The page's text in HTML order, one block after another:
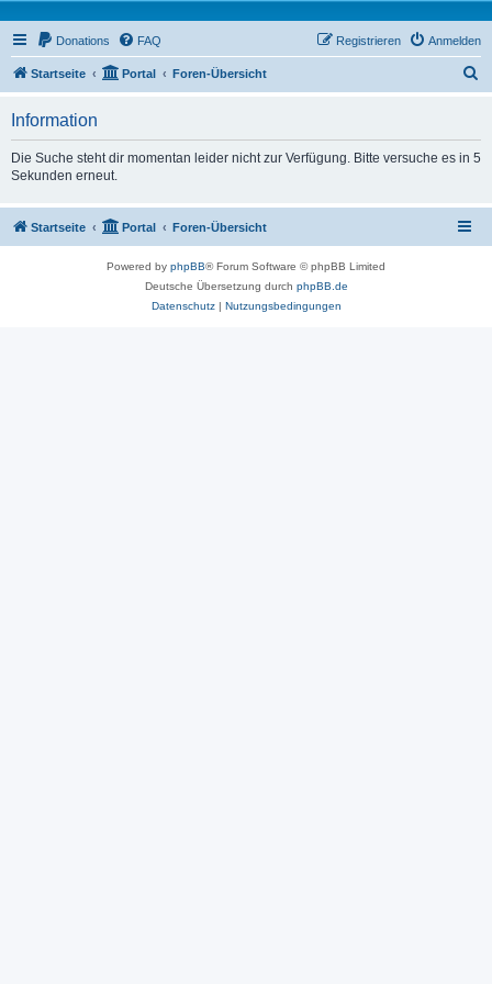
Donations FAQ Anmelden
Registrieren
Startseite Portal Foren-Übersicht
Information
Die Suche steht dir momentan leider nicht zur Verfügung. Bitte versuche es in 5
Sekunden erneut.
Startseite Portal Foren-Übersicht
Powered by phpBB® Forum Software © phpBB Limited
Deutsche Übersetzung durch phpBB.de
Datenschutz| Nutzungsbedingungen